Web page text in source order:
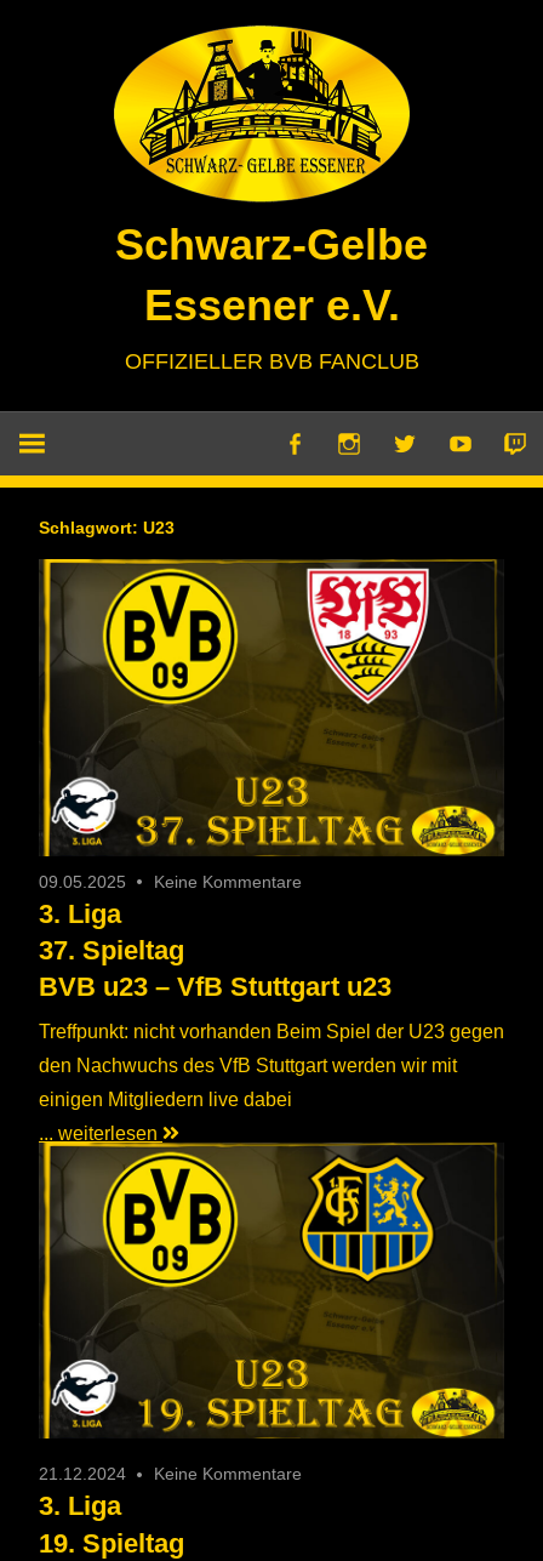
Schwarz-Gelbe
Essener e.V.
OFFIZIELLER BVB FANCLUB
Schlagwort: U23
09.05.2025 Keine Kommentare
3. Liga
37. Spieltag
BVB u23 – VfB Stuttgart u23
Treffpunkt: nicht vorhanden Beim Spiel der U23 gegen
den Nachwuchs des VfB Stuttgart werden wir mit
einigen Mitgliedern live dabei
... weiterlesen
21.12.2024 Keine Kommentare
3. Liga
19. Spieltag